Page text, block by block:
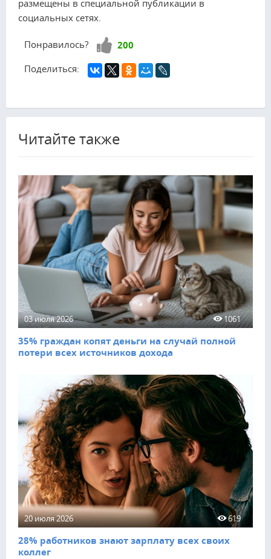
размещены в специальной публикации в
социальных сетях.
Понравилось? Нравится!
200
Поделиться:
Читайте также
03 июля 2026 1061
35% граждан копят деньги на случай полной
потери всех источников дохода
20 июля 2026 619
28% работников знают зарплату всех своих
коллег